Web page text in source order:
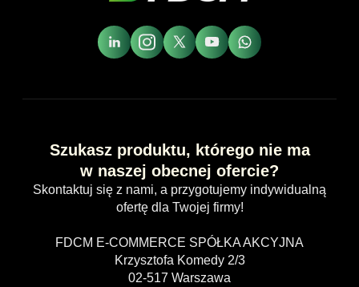
Szukasz produktu, którego nie ma
w naszej obecnej ofercie?
Skontaktuj się z nami, a przygotujemy indywidualną
ofertę dla Twojej firmy!
FDCM E-COMMERCE SPÓŁKA AKCYJNA
Krzysztofa Komedy 2/3
02-517 Warszawa